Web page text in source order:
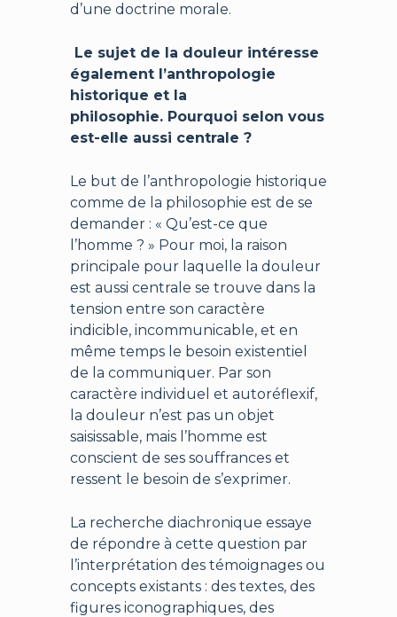
d’une doctrine morale.
Le sujet de la douleur intéresse
également l’anthropologie
historique et la
philosophie. Pourquoi selon vous
est-elle aussi centrale ?
Le but de l’anthropologie historique
comme de la philosophie est de se
demander : « Qu’est-ce que
l’homme ? » Pour moi, la raison
principale pour laquelle la douleur
est aussi centrale se trouve dans la
tension entre son caractère
indicible, incommunicable, et en
même temps le besoin existentiel
de la communiquer. Par son
caractère individuel et autoréflexif,
la douleur n’est pas un objet
saisissable, mais l’homme est
conscient de ses souffrances et
ressent le besoin de s’exprimer.
La recherche diachronique essaye
de répondre à cette question par
l’interprétation des témoignages ou
concepts existants : des textes, des
figures iconographiques, des